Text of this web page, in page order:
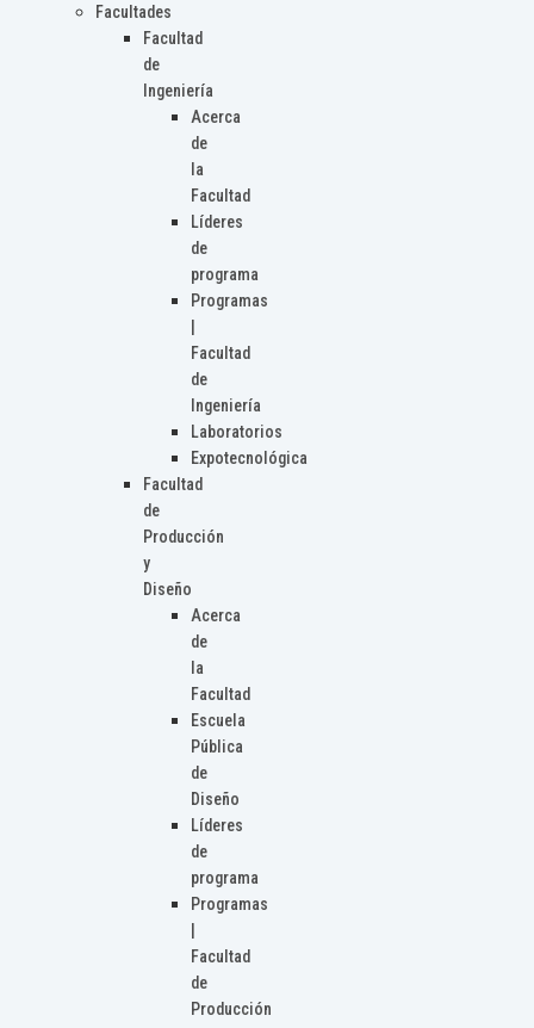
Facultades
Facultad
de
Ingeniería
Acerca
de
la
Facultad
Líderes
de
programa
Programas
Facultad
de
Ingeniería
Laboratorios
Expotecnológica
Facultad
de
Producción
y
Diseño
Acerca
de
la
Facultad
Escuela
Pública
de
Diseño
Líderes
de
programa
Programas
Facultad
de
Producción